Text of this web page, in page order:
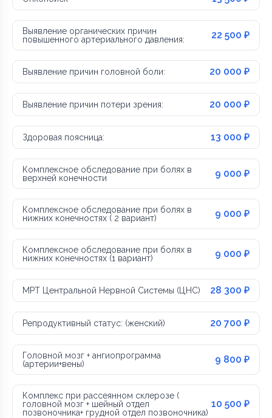
Выявление органических причин
повышенного артериального давления:
22 500 ₽
Выявление причин головной боли: 20 000 ₽
Выявление причин потери зрения: 20 000 ₽
Здоровая поясница: 13 000 ₽
Комплексное обследование при болях в
верхней конечности
9 000 ₽
Комплексное обследование при болях в
нижних конечностях ( 2 вариант)
9 000 ₽
Комплексное обследование при болях в
нижних конечностях (1 вариант)
9 000 ₽
МРТ Центральной Нервной Системы (ЦНС) 28 300 ₽
Репродуктивный статус: (женский) 20 700 ₽
Головной мозг + ангиопрограмма
(артерии+вены)
9 800 ₽
Комплекс при рассеянном склерозе (
головной мозг + шейный отдел
позвоночника+ грудной отдел позвоночника)
10 500 ₽